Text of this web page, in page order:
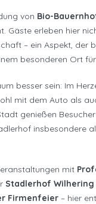
von Bio-
Gäste erleben hier
– ein Aspekt, der
besonderen Ort
besser sein: Im
mit dem Auto als
genießen
insbesondere
mit
Stadlerhof Wilhering
Firmenfeier – hier